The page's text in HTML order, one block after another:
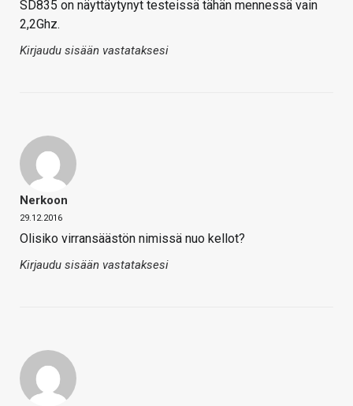
SD835 on näyttäytynyt testeissä tähän mennessä vain
2,2Ghz.
Kirjaudu sisään vastataksesi
Nerkoon
29.12.2016
Olisiko virransäästön nimissä nuo kellot?
Kirjaudu sisään vastataksesi